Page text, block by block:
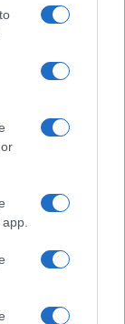
risultati di Enel